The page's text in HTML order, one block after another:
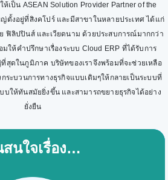
เป็น ASEAN Solution Provider Partner of the
ตั้งอยู่ที่สิงคโปร์ และมีสาขาในหลายประเทศ ได้แก่
ย ฟิลิปปินส์ และเวียดนาม ด้วยประสบการณ์มากกว่า
ให้คำปรึกษาเรื่องระบบ Cloud ERP ที่ได้รับการ
สุดในภูมิภาค บริษัทของเราจึงพร้อมที่จะช่วยเหลือ
ระบวนการทางธุรกิจแบบเดิมๆให้กลายเป็นระบบที่
บให้ทันสมัยยิ่งขึ้น และสามารถขยายธุรกิจได้อย่าง
ยั่งยืน
นใจเรื่อง…